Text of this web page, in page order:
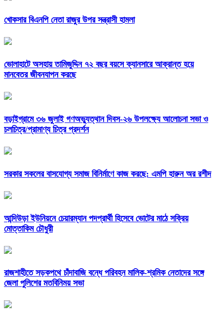
খোকসার বিএনপি নেতা রাজুর উপর সন্ত্রাসী হামলা
ভোলাহাটে অসহায় তামিজুদ্দিন ৭২ বছর বয়সে ক্যানসারে আক্রান্ত হয়ে
মানবেতর জীবনযাপন করছে
বড়াইগ্রামে ৩৬ জুলাই গণঅভ্যুত্থান দিবস-২৬ উপলক্ষ্যে আলোচনা সভা ও
চলচিত্র/প্রামাণ্য চিত্র প্রদর্শন
সরকার সকলের বাসযোগ্য সমাজ বিনির্মাণে কাজ করছে: এমপি হারুন অর রশীদ
আন্দিউড়া ইউনিয়নে চেয়ারম্যান পদপ্রার্থী হিসেবে ভোটের মাঠে সক্রিয়
মোত্তাকিম চৌধুরী
রাজশাহীতে সড়কপথে চাঁদাবাজি বন্ধে পরিবহন মালিক-শ্রমিক নেতাদের সঙ্গে
জেলা পুলিশের মতবিনিময় সভা